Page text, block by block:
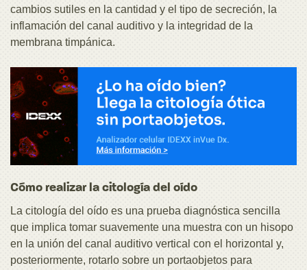
cambios sutiles en la cantidad y el tipo de secreción, la
inflamación del canal auditivo y la integridad de la
membrana timpánica.
Cómo realizar la citología del oído
La citología del oído es una prueba diagnóstica sencilla
que implica tomar suavemente una muestra con un hisopo
en la unión del canal auditivo vertical con el horizontal y,
posteriormente, rotarlo sobre un portaobjetos para